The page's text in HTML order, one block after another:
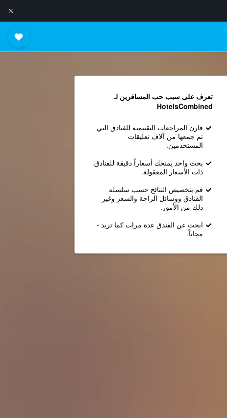
تعرف على سبب حب المسافرين لـ
HotelsCombined
قارن المراجعات التقييمية للفنادق التي
تم جمعها من آلاف تعليقات
المستخدمين.
بحث واحد يمنحك أسعاراً دقيقة للفنادق
ذات الأسعار المعقولة.
قم بتخصيص النتائج حسب سلسلة
الفنادق ووسائل الراحة والسعر وغير
ذلك من الأمور.
ابحث عن الفندق عدة مرات كما تريد -
مجاناً.